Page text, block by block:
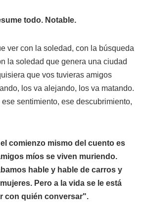
todo. Notable.
ver con la soledad, con la búsqueda
la soledad que genera una ciudad
que vos tuvieras amigos
los va alejando, los va matando.
sentimiento, ese descubrimiento,
comienzo mismo del cuento es
míos se viven muriendo.
hable y hable de carros y
Pero a la vida se le está
con quién conversar".